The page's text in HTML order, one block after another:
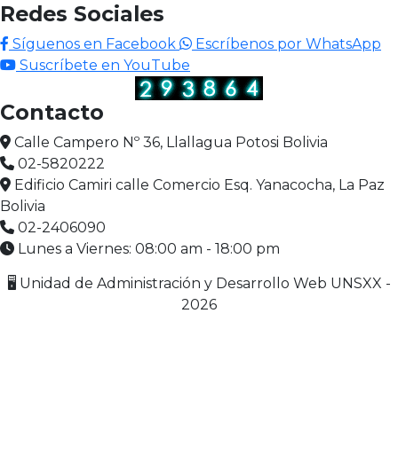
Redes Sociales
Síguenos en Facebook
Escríbenos por WhatsApp
Suscríbete en YouTube
Contacto
Calle Campero Nº 36, Llallagua Potosi Bolivia
02-5820222
Edificio Camiri calle Comercio Esq. Yanacocha, La Paz
Bolivia
02-2406090
Lunes a Viernes: 08:00 am - 18:00 pm
🖥️ Unidad de Administración y Desarrollo Web UNSXX -
2026